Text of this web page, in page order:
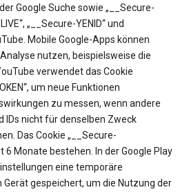
Google Suche sowie „__Secure-
„__Secure-YENID“ und
Mobile Google-Apps können
nutzen, beispielsweise die
verwendet das Cookie
um neue Funktionen
zu messen, wenn andere
IDs nicht für denselben Zweck
Das Cookie „__Secure-
6 Monate bestehen. In der Google Play
eine temporäre
gespeichert, um die Nutzung der